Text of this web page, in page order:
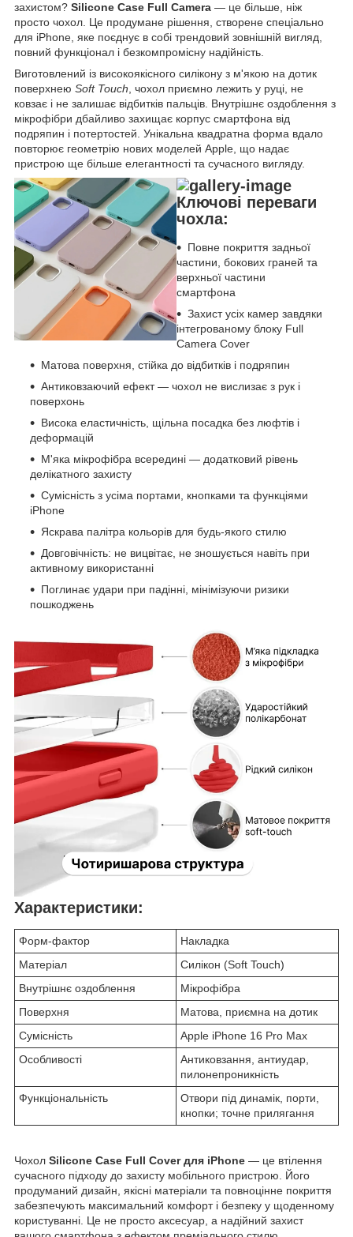
захистом? Silicone Case Full Camera — це більше, ніж
просто чохол. Це продумане рішення, створене спеціально
для iPhone, яке поєднує в собі трендовий зовнішній вигляд,
повний функціонал і безкомпромісну надійність.
Виготовлений із високоякісного силікону з м'якою на дотик
поверхнею Soft Touch, чохол приємно лежить у руці, не
ковзає і не залишає відбитків пальців. Внутрішнє оздоблення з
мікрофібри дбайливо захищає корпус смартфона від
подряпин і потертостей. Унікальна квадратна форма вдало
повторює геометрію нових моделей Apple, що надає
пристрою ще більше елегантності та сучасного вигляду.
Ключові переваги
чохла:
Повне покриття задньої
частини, бокових граней та
верхньої частини
смартфона
Захист усіх камер завдяки
інтегрованому блоку Full
Camera Cover
Матова поверхня, стійка до відбитків і подряпин
Антиковзаючий ефект — чохол не вислизає з рук і
поверхонь
Висока еластичність, щільна посадка без люфтів і
деформацій
М'яка мікрофібра всередині — додатковий рівень
делікатного захисту
Сумісність з усіма портами, кнопками та функціями
iPhone
Яскрава палітра кольорів для будь-якого стилю
Довговічність: не вицвітає, не зношується навіть при
активному використанні
Поглинає удари при падінні, мінімізуючи ризики
пошкоджень
Характеристики:
Форм-фактор
Накладка
Матеріал
Силікон (Soft Touch)
Внутрішнє оздоблення
Мікрофібра
Поверхня
Матова, приємна на дотик
Сумісність
Apple iPhone 16 Pro Max
Особливості
Антиковзання, антиудар,
пилонепроникність
Функціональність
Отвори під динамік, порти,
кнопки; точне прилягання
Чохол Silicone Case Full Cover для iPhone — це втілення
сучасного підходу до захисту мобільного пристрою. Його
продуманий дизайн, якісні матеріали та повноцінне покриття
забезпечують максимальний комфорт і безпеку у щоденному
користуванні. Це не просто аксесуар, а надійний захист